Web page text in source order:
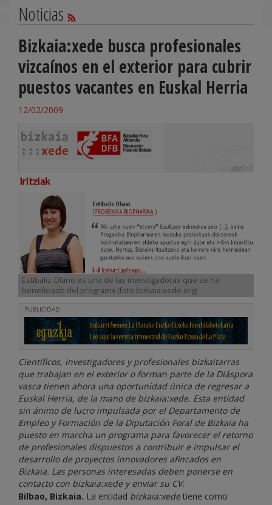
Noticias
Bizkaia:xede busca profesionales
vizcaínos en el exterior para cubrir
puestos vacantes en Euskal Herria
12/02/2009
Estibaliz Olano es una de las investigadoras que se ha
beneficiado del programa (foto bizkaia:xede.org)
PUBLICIDAD
Científicos, investigadores y profesionales bizkaitarras
que trabajan en el exterior o forman parte de la Diáspora
vasca tienen ahora una oportunidad única de regresar a
Euskal Herria, de la mano de bizkaia:xede. Esta entidad
sin ánimo de lucro impulsada por el Departamento de
Empleo y Formación de la Diputación Foral de Bizkaia ha
puesto en marcha un programa para favorecer el retorno
de profesionales dispuestos a contribuir e impulsar el
desarrollo de proyectos innovadores afincados en
Bizkaia. Las personas interesadas deben ponerse en
contacto con bizkaia:xede y enviar su CV.
Bilbao, Bizkaia. La entidad bizkaia:xedetiene como